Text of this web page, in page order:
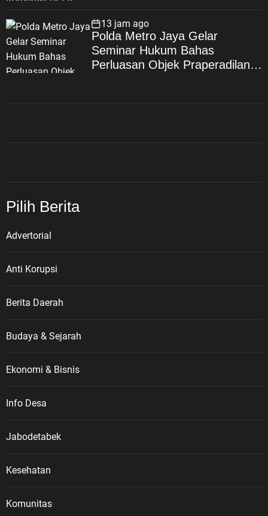
13 jam ago
Polda Metro Jaya Gelar
Seminar Hukum Bahas
Perluasan Objek Praperadilan
Pilih Berita
Advertorial
Anti Korupsi
Berita Daerah
Budaya & Sejarah
Ekonomi & Bisnis
Info Desa
Jabodetabek
Kesehatan
Komunitas